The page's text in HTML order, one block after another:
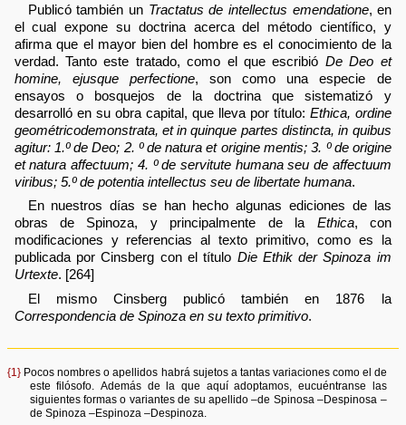
Publicó también un Tractatus de intellectus emendatione, en
el cual expone su doctrina acerca del método científico, y
afirma que el mayor bien del hombre es el conocimiento de la
verdad. Tanto este tratado, como el que escribió De Deo et
homine, ejusque perfectione, son como una especie de
ensayos o bosquejos de la doctrina que sistematizó y
desarrolló en su obra capital, que lleva por título: Ethica, ordine
geométricodemonstrata, et in quinque partes distincta, in quibus
agitur: 1.º de Deo; 2. º de natura et origine mentis; 3. º de origine
et natura affectuum; 4. º de servitute humana seu de affectuum
viribus; 5.º de potentia intellectus seu de libertate humana.
En nuestros días se han hecho algunas ediciones de las
obras de Spinoza, y principalmente de la Ethica, con
modificaciones y referencias al texto primitivo, como es la
publicada por Cinsberg con el título Die Ethik der Spinoza im
Urtexte. [264]
El mismo Cinsberg publicó también en 1876 la
Correspondencia de Spinoza en su texto primitivo.
{1} Pocos nombres o apellidos habrá sujetos a tantas variaciones como el de
este filósofo. Además de la que aquí adoptamos, eucuéntranse las
siguientes formas o variantes de su apellido –de Spinosa –Despinosa –
de Spinoza –Espinoza –Despinoza.